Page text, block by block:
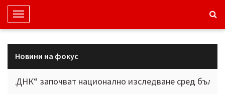
T
o
g
N
Новини на фокус
национално изследване сред българите в